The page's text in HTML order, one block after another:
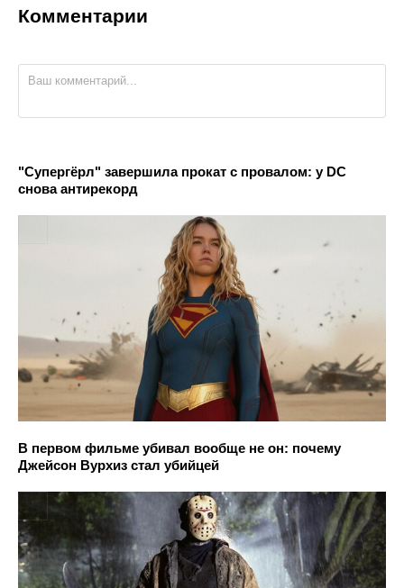
Комментарии
"Супергёрл" завершила прокат с провалом: у DC
снова антирекорд
В первом фильме убивал вообще не он: почему
Джейсон Вурхиз стал убийцей